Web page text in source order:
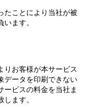
たことにより当社が被
ます。
りお客様が本サービス
データを印刷できない
ービスの料金を当社ま
ます。